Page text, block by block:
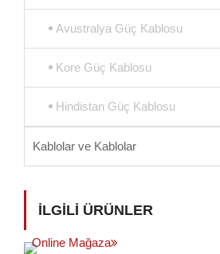
Avustralya Güç Kablosu
Kore Güç Kablosu
Hindistan Güç Kablosu
Kablolar ve Kablolar
İLGILI ÜRÜNLER
Online Mağaza